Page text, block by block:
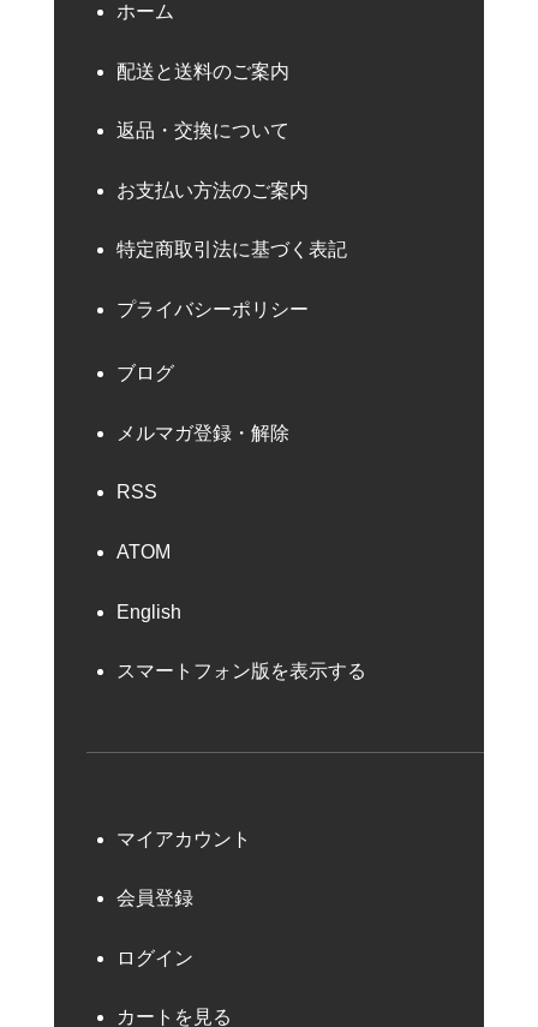
ホーム
配送と送料のご案内
返品・交換について
お支払い方法のご案内
特定商取引法に基づく表記
プライバシーポリシー
ブログ
メルマガ登録・解除
RSS
ATOM
English
スマートフォン版を表示する
マイアカウント
会員登録
ログイン
カートを見る